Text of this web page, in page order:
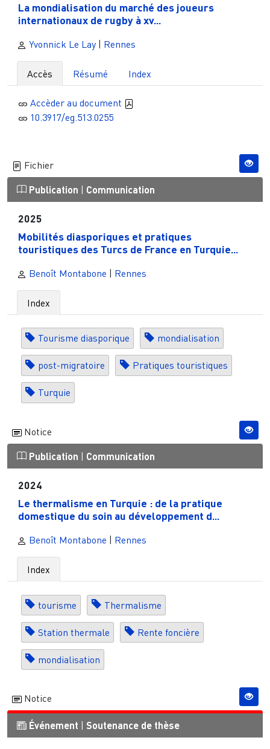
La mondialisation du marché des joueurs
internationaux de rugby à xv...
Yvonnick Le Lay Rennes
Accès Résumé Index
Accèder au document
10.3917/eg.513.0255
Fichier
Publication | Communication
2025
Mobilités diasporiques et pratiques
touristiques des Turcs de France en Turquie...
Benoît Montabone | Rennes
Index
Tourisme diasporique mondialisation
post-migratoire Pratiques touristiques
Turquie
Notice
Publication | Communication
2024
Le thermalisme en Turquie : de la pratique
domestique du soin au développement d...
Benoît Montabone | Rennes
Index
tourisme Thermalisme
Station thermale Rente foncière
mondialisation
Notice
Événement | Soutenance de thèse